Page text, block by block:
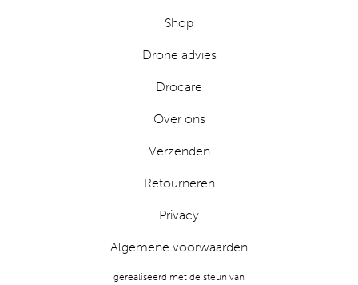
Shop
Drone advies
Drocare
Over ons
Verzenden
Retourneren
Privacy
Algemene voorwaarden
gerealiseerd met de steun van